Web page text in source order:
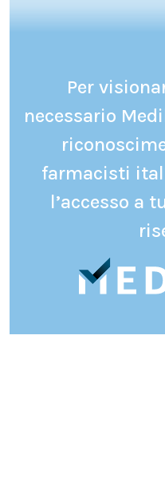
Per
necessario
farmacisti
l’accesso a